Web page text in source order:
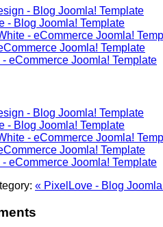
- Blog Joomla! Template
- Blog Joomla! Template
- eCommerce Joomla!
Joomla! Template
- eCommerce Joomla! Template
- Blog Joomla! Template
- Blog Joomla! Template
- eCommerce Joomla!
Joomla! Template
- eCommerce Joomla! Template
« PixelLove - Blog